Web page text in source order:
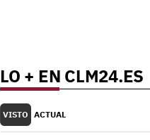
LO + EN CLM24.ES
VISTO ACTUAL